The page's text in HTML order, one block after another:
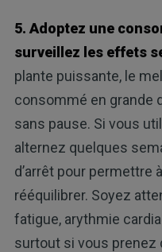
5. Adoptez une
surveillez les effets
plante puissante, le
consommé en grande
sans pause. Si vous
alternez quelques
d’arrêt pour permettre
rééquilibrer. Soyez
fatigue, arythmie
surtout si vous prenez